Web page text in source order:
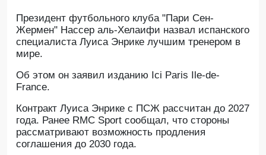
Президент футбольного клуба "Пари Сен-
Жермен" Нассер аль-Хелаифи назвал испанского
специалиста Луиса Энрике лучшим тренером в
мире.
Oб этом он заявил изданию Ici Paris Ile-de-
France.
Контракт Луиса Энрике с ПСЖ рассчитан до 2027
года. Ранее RMC Sport сообщал, что стороны
рассматривают возможность продления
соглашения до 2030 года.